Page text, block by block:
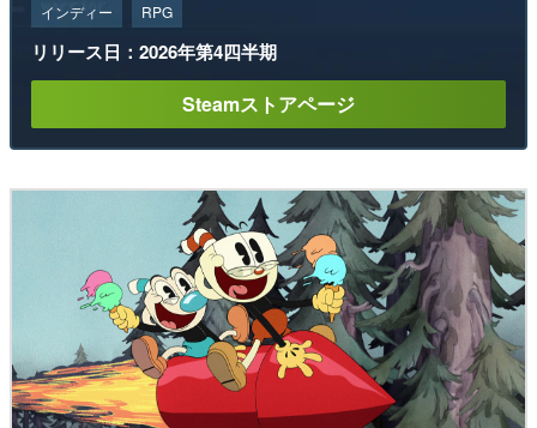
インディー RPG
リリース日：2026年第4四半期
Steamストアページ